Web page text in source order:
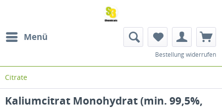
Menü
Bestellung widerrufen
Citrate
Kaliumcitrat Monohydrat (min. 99,5%,